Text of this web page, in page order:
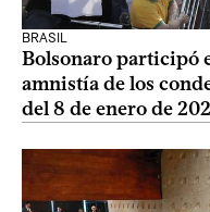
BRASIL
Bolsonaro participó
amnistía de los
del 8 de enero de